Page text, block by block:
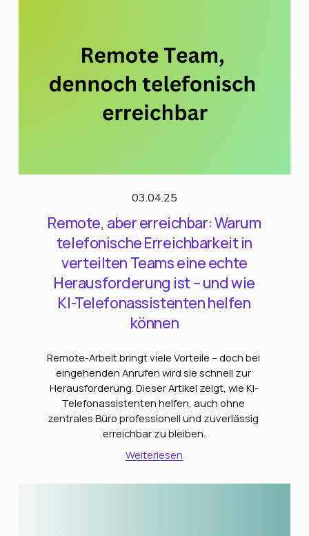
03.04.25
Remote, aber erreichbar: Warum
telefonische Erreichbarkeit in
verteilten Teams eine echte
Herausforderung ist – und wie
KI-Telefonassistenten helfen
können
Remote-Arbeit bringt viele Vorteile – doch bei
eingehenden Anrufen wird sie schnell zur
Herausforderung. Dieser Artikel zeigt, wie KI-
Telefonassistenten helfen, auch ohne
zentrales Büro professionell und zuverlässig
erreichbar zu bleiben.
Weiterlesen